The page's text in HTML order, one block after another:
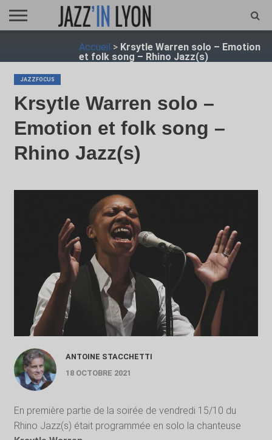
JAZZ
Accueil > Krsytle Warren solo – Emotion
et folk song – Rhino Jazz(s)
JAZZFOCUS
Krsytle Warren solo –
Emotion et folk song –
Rhino Jazz(s)
ANTOINE STACCHETTI
18 OCTOBRE 2021
En première partie de la soirée de vendredi 15/10 du
Rhino Jazz(s) était programmée en solo la chanteuse